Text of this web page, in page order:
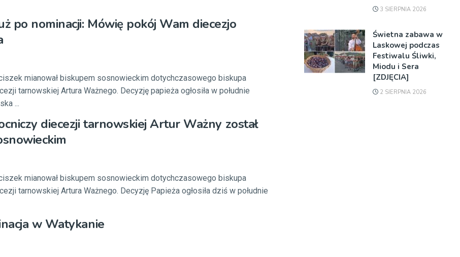
po nominacji: Mówię pokój Wam diecezjo
mianował biskupem sosnowieckim dotychczasowego biskupa
tarnowskiej Artura Ważnego. Decyzję papieża ogłosiła w południe
...
diecezji tarnowskiej Artur Ważny został
mianował biskupem sosnowieckim dotychczasowego biskupa
tarnowskiej Artura Ważnego. Decyzję Papieża ogłosiła dziś w południe
w Watykanie
3 SIERPNIA 2026
Świetna zabawa w
Laskowej podczas
Festiwalu Śliwki,
Miodu i Sera
[ZDJĘCIA]
2 SIERPNIA 2026